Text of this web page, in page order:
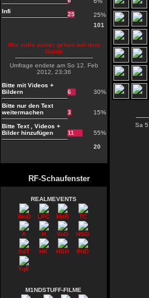
Infi
25
25%
101
Wie solls weiter gehen mit dem
Guide
Umfrage endete am So 12. Feb
2012, 23:36
Bitte mit Videos +
Bildern
6 30%
Bitte nur den Text
weitermachen
3 15%
Bitte Text , Videos +
Bilder hinzufügen
11 55%
20
RF-Schaufenster
REALMEVENTS
WoD LPC MnR TC
A H VoD HSG
SdT HK HSH RitD
TqE
M1NDSTUFF-FILME
Sa